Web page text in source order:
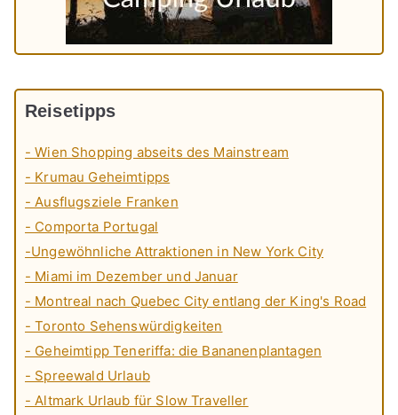
Reisetipps
- Wien Shopping abseits des Mainstream
- Krumau Geheimtipps
- Ausflugsziele Franken
- Comporta Portugal
-Ungewöhnliche Attraktionen in New York City
- Miami im Dezember und Januar
- Montreal nach Quebec City entlang der King's Road
- Toronto Sehenswürdigkeiten
- Geheimtipp Teneriffa: die Bananenplantagen
- Spreewald Urlaub
- Altmark Urlaub für Slow Traveller